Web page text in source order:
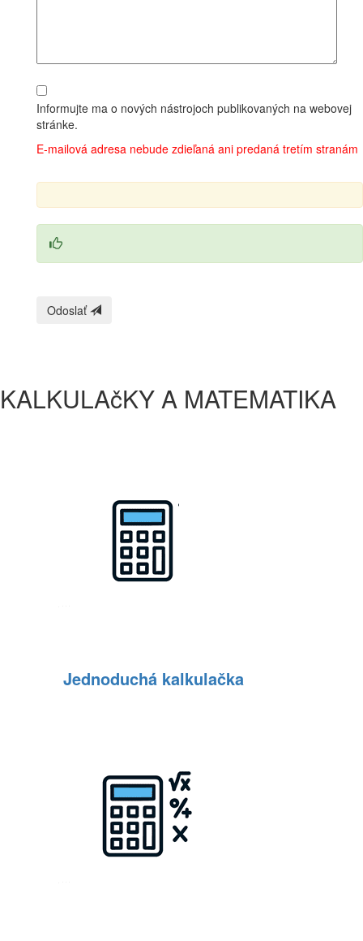
Informujte ma o nových nástrojoch publikovaných na webovej
stránke.
E‑mailová adresa nebude zdieľaná ani predaná tretím stranám
Odoslať
KALKULAčKY A MATEMATIKA
Jednoduchá kalkulačka